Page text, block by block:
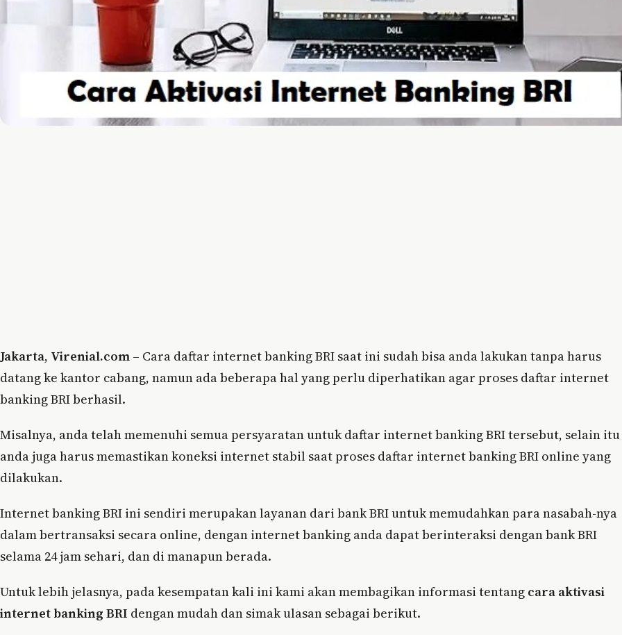
Jakarta, Virenial.com – Cara daftar internet banking BRI saat ini sudah bisa anda lakukan tanpa harus
datang ke kantor cabang, namun ada beberapa hal yang perlu diperhatikan agar proses daftar internet
banking BRI berhasil.
Misalnya, anda telah memenuhi semua persyaratan untuk daftar internet banking BRI tersebut, selain itu
anda juga harus memastikan koneksi internet stabil saat proses daftar internet banking BRI online yang
dilakukan.
Internet banking BRI ini sendiri merupakan layanan dari bank BRI untuk memudahkan para nasabah-nya
dalam bertransaksi secara online, dengan internet banking anda dapat berinteraksi dengan bank BRI
selama 24 jam sehari, dan di manapun berada.
Untuk lebih jelasnya, pada kesempatan kali ini kami akan membagikan informasi tentang cara aktivasi
internet banking BRI dengan mudah dan simak ulasan sebagai berikut.